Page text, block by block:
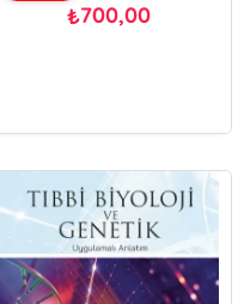
₺700,00